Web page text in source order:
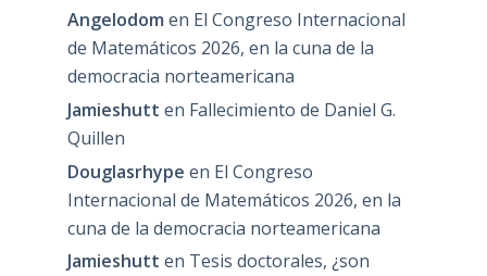
Angelodom en El Congreso Internacional
de Matemáticos 2026, en la cuna de la
democracia norteamericana
Jamieshutt en Fallecimiento de Daniel G.
Quillen
Douglasrhype en El Congreso
Internacional de Matemáticos 2026, en la
cuna de la democracia norteamericana
Jamieshutt en Tesis doctorales, ¿son